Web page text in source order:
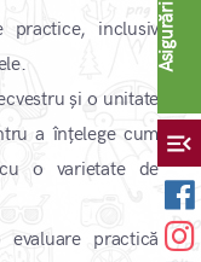
practice, inclusiv
și o unitate
a înțelege cum
o varietate de
practică
A
s
i
g
u
r
ă
r
i
c
ă
l
ă
t
o
r
i
menu_open